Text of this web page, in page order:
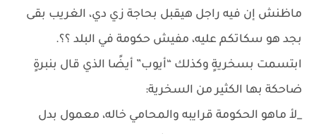
ماظنش إن فيه راجل هيقبل بحاجة زي دي، الغريب بقى
بجد هو سكاتكم عليه، مفيش حكومة في البلد ؟؟.
ابتسمت بسخريةٍ وكذلك “أيوب” أيضًا الذي قال بنبرةٍ
ضاحكة بها الكثير من السخرية:
_لأ ماهو الحكومة قرايبه والمحامي خاله، معمول بدل